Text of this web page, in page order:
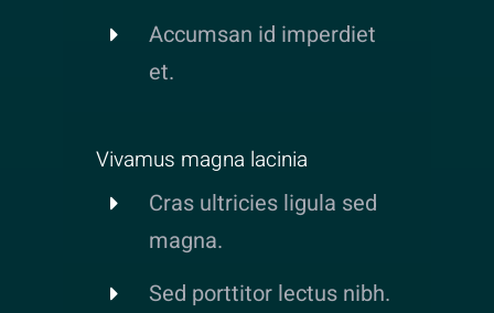
Accumsan id imperdiet
et.
Vivamus magna lacinia
Cras ultricies ligula sed
magna.
Sed porttitor lectus nibh.